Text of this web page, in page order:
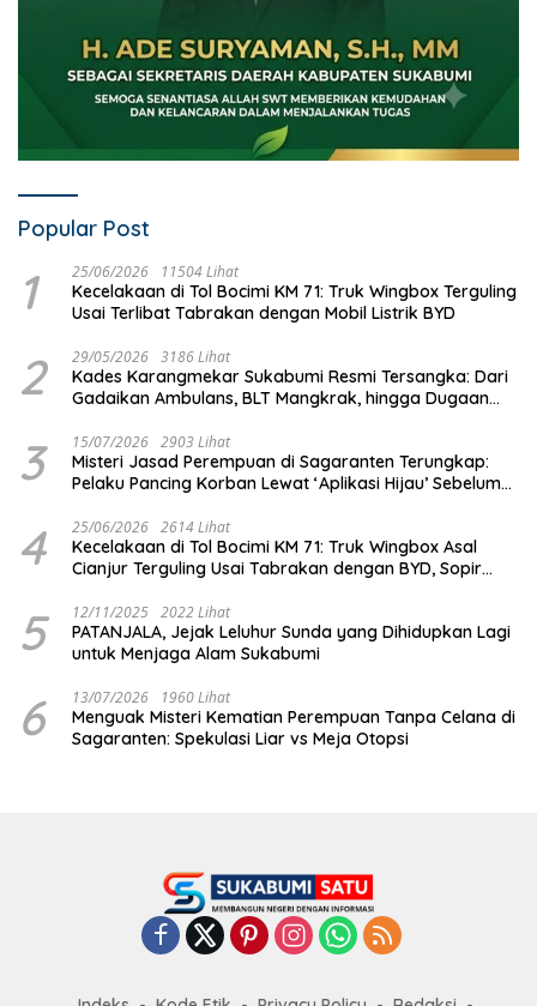
Popular Post
1 25/06/2026 11504 Lihat
Kecelakaan di Tol Bocimi KM 71: Truk Wingbox Terguling
Usai Terlibat Tabrakan dengan Mobil Listrik BYD
2 29/05/2026 3186 Lihat
Kades Karangmekar Sukabumi Resmi Tersangka: Dari
Gadaikan Ambulans, BLT Mangkrak, hingga Dugaan
3 15/07/2026 2903 Lihat
Misteri Jasad Perempuan di Sagaranten Terungkap:
Pelaku Pancing Korban Lewat ‘Aplikasi Hijau’ Sebelum
4 25/06/2026 2614 Lihat
Kecelakaan di Tol Bocimi KM 71: Truk Wingbox Asal
Cianjur Terguling Usai Tabrakan dengan BYD, Sopir
5 12/11/2025 2022 Lihat
PATANJALA, Jejak Leluhur Sunda yang Dihidupkan Lagi
untuk Menjaga Alam Sukabumi
6 13/07/2026 1960 Lihat
Menguak Misteri Kematian Perempuan Tanpa Celana di
Sagaranten: Spekulasi Liar vs Meja Otopsi